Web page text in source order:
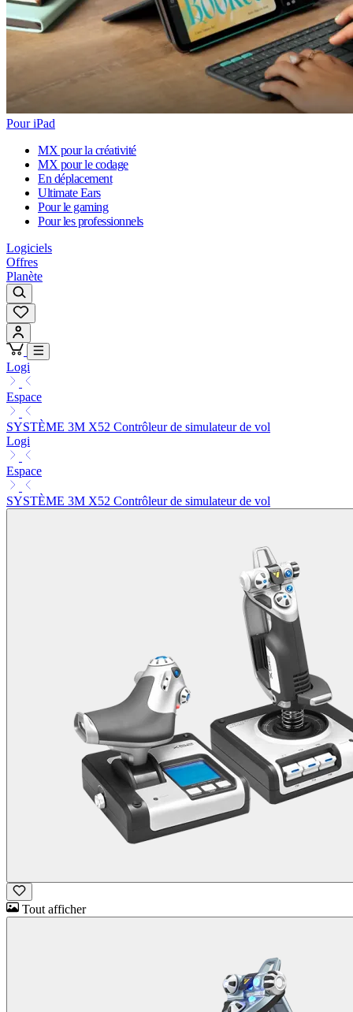
Pour iPad
MX pour la créativité
MX pour le codage
En déplacement
Ultimate Ears
Pour le gaming
Pour les professionnels
Logiciels
Offres
Planète
Logi
Espace
SYSTÈME 3M X52 Contrôleur de simulateur de vol
Logi
Espace
SYSTÈME 3M X52 Contrôleur de simulateur de vol
Tout afficher